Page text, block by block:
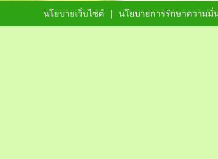
นโยบายเว็บไซต์ | นโยบายการรักษาความมั่